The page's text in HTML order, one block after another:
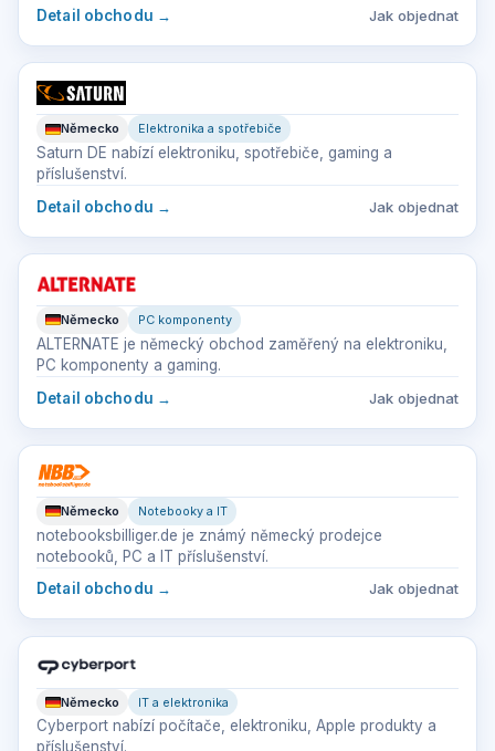
Detail obchodu → Jak objednat
Německo Elektronika a spotřebiče
Saturn DE nabízí elektroniku, spotřebiče, gaming a
příslušenství.
Detail obchodu → Jak objednat
Německo PC komponenty
ALTERNATE je německý obchod zaměřený na elektroniku,
PC komponenty a gaming.
Detail obchodu → Jak objednat
Německo Notebooky a IT
notebooksbilliger.de je známý německý prodejce
notebooků, PC a IT příslušenství.
Detail obchodu → Jak objednat
Německo IT a elektronika
Cyberport nabízí počítače, elektroniku, Apple produkty a
příslušenství.